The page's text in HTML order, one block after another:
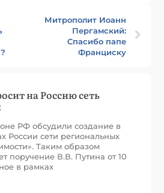
Митрополит Иоанн
Пергамский:
Спасибо папе
Франциску
на Россию сеть
РФ обсудили создание в
России сети региональных
Таким образом
поручение В.В. Путина от 10
в рамках